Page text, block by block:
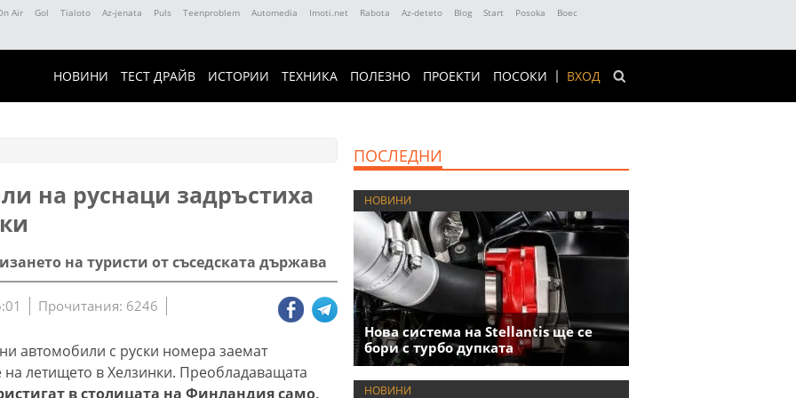
Air Gol Tialoto Az-jenata Puls Teenproblem Automedia Imoti.net Rabota Az-deteto Blog Start Posoka Boec
ВХОД
НОВИНИ ТЕСТ ДРАЙВ ИСТОРИИ ТЕХНИКА ПОЛЕЗНО ПРОЕКТИ ПОСОКИ
на руснаци задръстиха
на туристи от съседската държава
Прочитания: 6246
автомобили с руски номера заемат
летището в Хелзинки. Преобладаващата
в столицата на Финландия само,
ПОСЛЕДНИ
НОВИНИ
Нова система на Stellantis ще се
бори с турбо дупката
НОВИНИ